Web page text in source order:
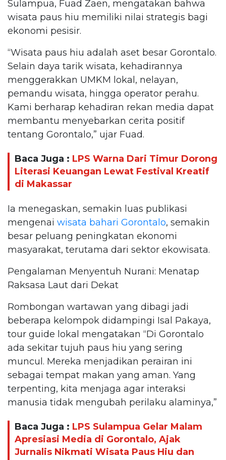
Sulampua, Fuad Zaen, mengatakan bahwa
wisata paus hiu memiliki nilai strategis bagi
ekonomi pesisir.
“Wisata paus hiu adalah aset besar Gorontalo.
Selain daya tarik wisata, kehadirannya
menggerakkan UMKM lokal, nelayan,
pemandu wisata, hingga operator perahu.
Kami berharap kehadiran rekan media dapat
membantu menyebarkan cerita positif
tentang Gorontalo,” ujar Fuad.
Baca Juga : LPS Warna Dari Timur Dorong
Literasi Keuangan Lewat Festival Kreatif
di Makassar
Ia menegaskan, semakin luas publikasi
mengenai wisata bahari Gorontalo, semakin
besar peluang peningkatan ekonomi
masyarakat, terutama dari sektor ekowisata.
Pengalaman Menyentuh Nurani: Menatap
Raksasa Laut dari Dekat
Rombongan wartawan yang dibagi jadi
beberapa kelompok didampingi Isal Pakaya,
tour guide lokal mengatakan “Di Gorontalo
ada sekitar tujuh paus hiu yang sering
muncul. Mereka menjadikan perairan ini
sebagai tempat makan yang aman. Yang
terpenting, kita menjaga agar interaksi
manusia tidak mengubah perilaku alaminya,”
Baca Juga : LPS Sulampua Gelar Malam
Apresiasi Media di Gorontalo, Ajak
Jurnalis Nikmati Wisata Paus Hiu dan